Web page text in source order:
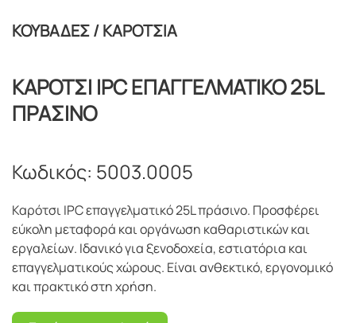
ΚΟΥΒΑΔΕΣ / ΚΑΡΟΤΣΙΑ
ΚΑΡΟΤΣΙ IPC ΕΠΑΓΓΕΛΜΑΤΙΚΟ 25L
ΠΡΑΣΙΝΟ
Κωδικός: 5003.0005
Καρότσι IPC επαγγελματικό 25L πράσινο. Προσφέρει
εύκολη μεταφορά και οργάνωση καθαριστικών και
εργαλείων. Ιδανικό για ξενοδοχεία, εστιατόρια και
επαγγελματικούς χώρους. Είναι ανθεκτικό, εργονομικό
και πρακτικό στη χρήση.